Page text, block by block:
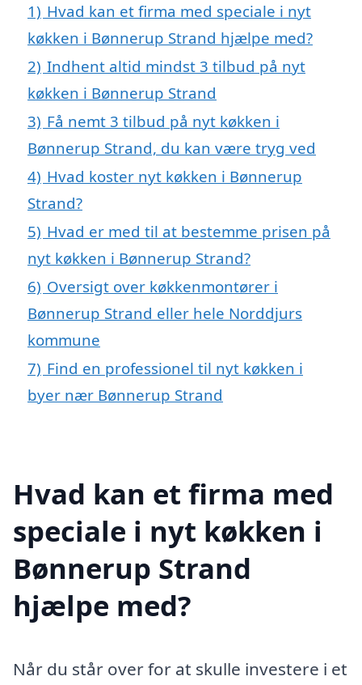
1) Hvad kan et firma med speciale i nyt
køkken i Bønnerup Strand hjælpe med?
2) Indhent altid mindst 3 tilbud på nyt
køkken i Bønnerup Strand
3) Få nemt 3 tilbud på nyt køkken i
Bønnerup Strand, du kan være tryg ved
4) Hvad koster nyt køkken i Bønnerup
Strand?
5) Hvad er med til at bestemme prisen på
nyt køkken i Bønnerup Strand?
6) Oversigt over køkkenmontører i
Bønnerup Strand eller hele Norddjurs
kommune
7) Find en professionel til nyt køkken i
byer nær Bønnerup Strand
Hvad kan et firma med
speciale i nyt køkken i
Bønnerup Strand
hjælpe med?
Når du står over for at skulle investere i et